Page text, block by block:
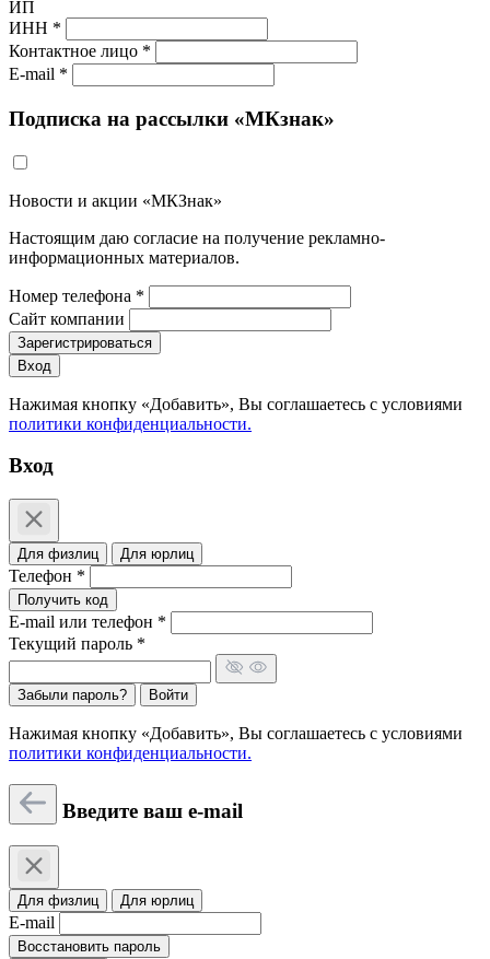
ИП
ИНН *
Контактное лицо *
E-mail *
Подписка на рассылки «МКзнак»
Новости и акции «МКЗнак»
Настоящим даю согласие на получение рекламно-
информационных материалов.
Номер телефона *
Сайт компании
Зарегистрироваться
Вход
Нажимая кнопку «Добавить», Вы соглашаетесь c условиями
политики конфиденциальности.
Вход
Для физлиц Для юрлиц
Телефон *
Получить код
E-mail или телефон *
Текущий пароль *
Забыли пароль? Войти
Нажимая кнопку «Добавить», Вы соглашаетесь c условиями
политики конфиденциальности.
Введите ваш e-mail
Для физлиц Для юрлиц
E-mail
Восстановить пароль